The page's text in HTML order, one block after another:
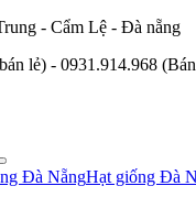
- Cẩm Lệ - Đà nẵng
lẻ) - 0931.914.968
Đà NẵngHạt giống Đà